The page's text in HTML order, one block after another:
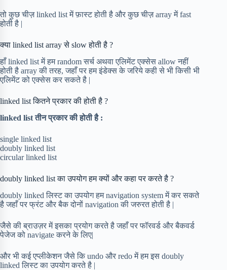
तो कुछ चीज़ linked list में फ़ास्ट होती है और कुछ चीज़ array में fast
होती है |
क्या linked list array से slow होती है ?
हाँ linked list में हम random सर्च अथवा एलिमेंट एक्सेस allow नहीं
होती है array की तरह, जहाँ पर हम इंडेक्स के जरिये कही से भी किसी भी
एलिमेंट को एक्सेस कर सकते है |
linked list कितने प्रकार की होती है ?
linked list तीन प्रकार की होती है :
single linked list
doubly linked list
circular linked list
doubly linked list का उपयोग हम क्यों और कहा पर करते है ?
doubly linked लिस्ट का उपयोग हम navigation system में कर सकते
है जहाँ पर फ्रंट और बैक दोनों navigation की जरुरत होती है |
जैसे की ब्राउज़र में इसका प्रयोग करते है जहाँ पर फॉरवर्ड और बैकवर्ड
पेजेज को navigate करने के लिए|
और भी कई एप्लीकेशन जैसे कि undo और redo में हम इस doubly
linked लिस्ट का उपयोग करते है |